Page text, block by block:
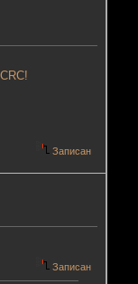
Записан
Записан